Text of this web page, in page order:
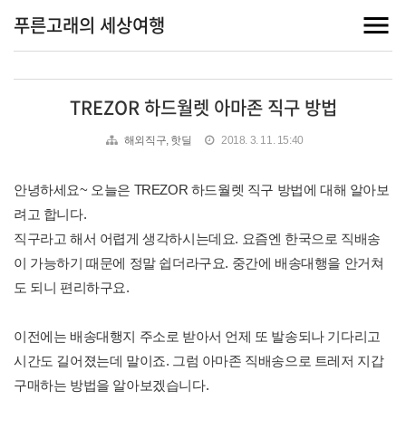
푸른고래의 세상여행
TREZOR 하드월렛 아마존 직구 방법
해외직구, 핫딜 2018. 3. 11. 15:40
안녕하세요~ 오늘은 TREZOR 하드월렛 직구 방법에 대해 알아보
려고 합니다.
직구라고 해서 어렵게 생각하시는데요. 요즘엔 한국으로 직배송
이 가능하기 때문에 정말 쉽더라구요. 중간에 배송대행을 안거쳐
도 되니 편리하구요.
이전에는 배송대행지 주소로 받아서 언제 또 발송되나 기다리고
시간도 길어졌는데 말이죠. 그럼 아마존 직배송으로 트레저 지갑
구매하는 방법을 알아보겠습니다.